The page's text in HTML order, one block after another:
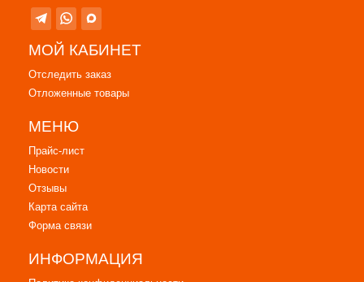
МОЙ КАБИНЕТ
Отследить заказ
Отложенные товары
МЕНЮ
Прайс-лист
Новости
Отзывы
Карта сайта
Форма связи
ИНФОРМАЦИЯ